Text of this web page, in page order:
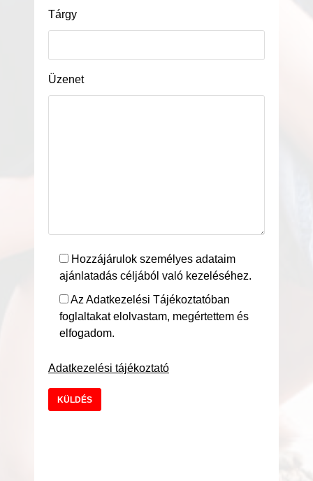
Tárgy
Üzenet
Hozzájárulok személyes adataim
ajánlatadás céljából való kezeléséhez.
Az Adatkezelési Tájékoztatóban
foglaltakat elolvastam, megértettem és
elfogadom.
Adatkezelési tájékoztató